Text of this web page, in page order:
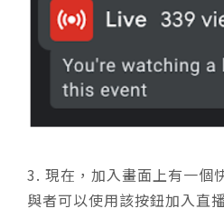
3. 現在，加入畫面上有一個
與者可以使用該按鈕加入直